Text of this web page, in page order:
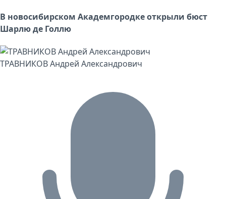
В новосибирском Академгородке открыли бюст
Шарлю де Голлю
ТРАВНИКОВ Андрей Александрович